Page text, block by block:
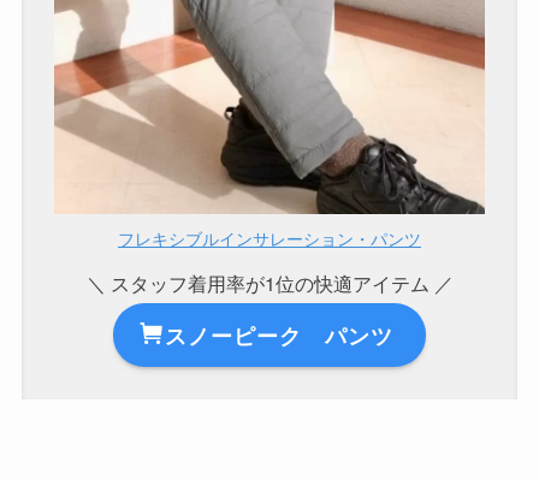
フレキシブルインサレーション・パンツ
＼ スタッフ着用率が1位の快適アイテム ／
スノーピーク パンツ